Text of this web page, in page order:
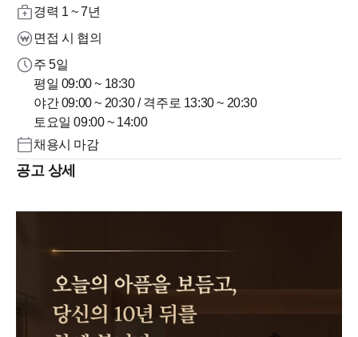
경력 1 ~ 7년
면접 시 협의
주 5일
평일 09:00 ~ 18:30
야간 09:00 ~ 20:30 / 격주로 13:30 ~ 20:30
토요일 09:00 ~ 14:00
채용시 마감
공고 상세